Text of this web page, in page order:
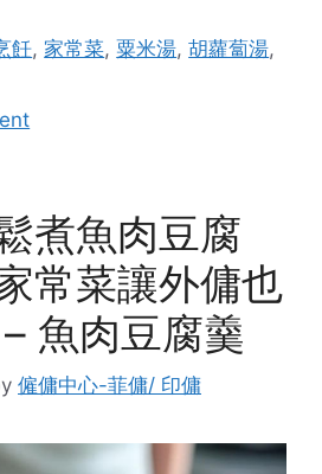
飪, 家常菜,粟米湯,胡蘿蔔湯,
煮魚肉豆腐
常菜讓外傭也
魚肉豆腐羹
僱傭中心-菲傭/ 印傭